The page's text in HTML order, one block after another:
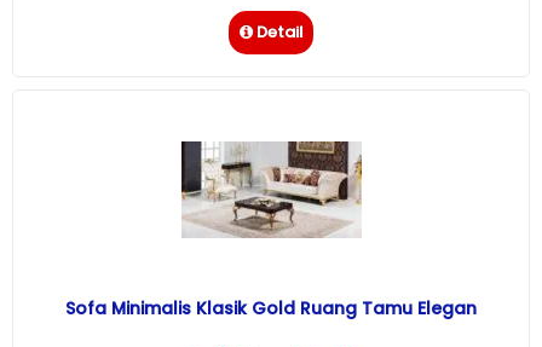
Detail
Sofa Minimalis Klasik Gold Ruang Tamu Elegan